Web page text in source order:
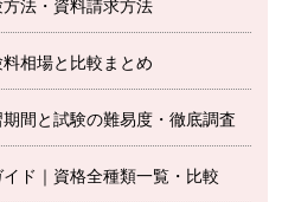
法・資料請求方法
相場と比較まとめ
間と試験の難易度・徹底調査
ド｜資格全種類一覧・比較